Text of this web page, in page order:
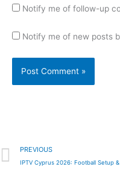
Notify me of follow-up
Notify me of new posts
Prev
PREVIOUS